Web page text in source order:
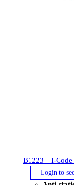
B1223 – I-Code
Login to